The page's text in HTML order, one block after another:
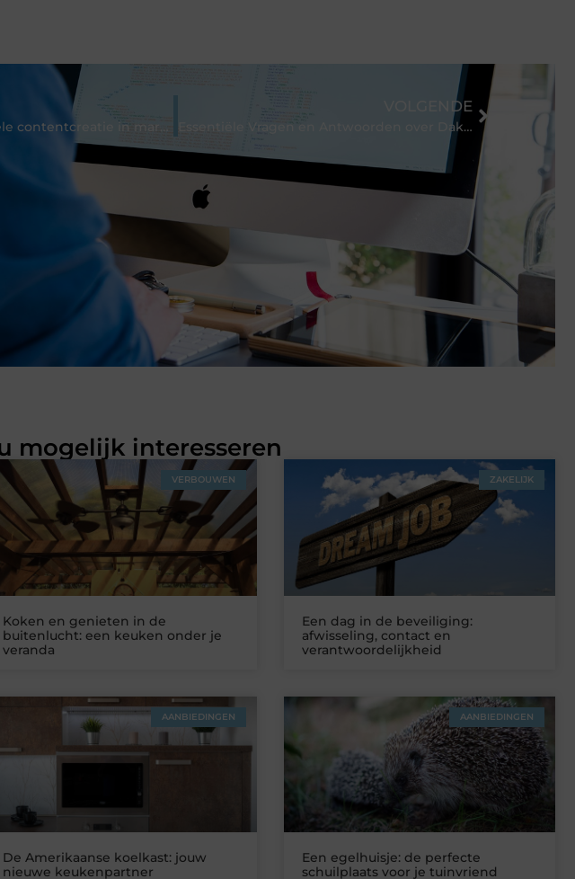
VOLGENDE
Essentiële Vragen en Antwoorden over Dakbedekking in Rotterdam
mogelijk interesseren
VERBOUWEN
Koken en genieten in de
buitenlucht: een keuken onder je
veranda
ZAKELIJK
Een dag in de beveiliging:
afwisseling, contact en
verantwoordelijkheid
AANBIEDINGEN
De Amerikaanse koelkast: jouw
nieuwe keukenpartner
AANBIEDINGEN
Een egelhuisje: de perfecte
schuilplaats voor je tuinvriend